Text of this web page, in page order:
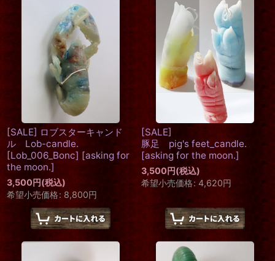
[SALE] ロブスターキャンド
ル Lob-candle.
[Lob_006_Bonc] [asking for
the moon.]
3,500円(税込)
希望小売価格: 8,800円
[SALE]
豚足 pig's feet_candle.
[asking for the moon.]
3,500円(税込)
希望小売価格: 4,620円